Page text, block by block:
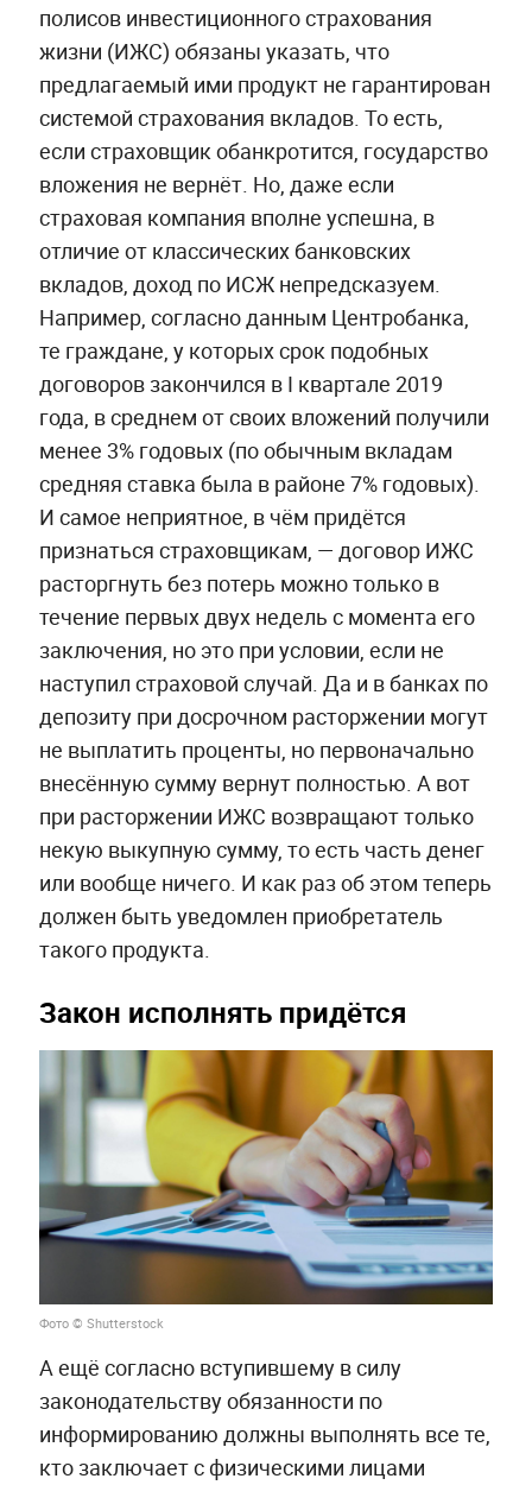
полисов инвестиционного страхования
жизни (ИЖС) обязаны указать, что
предлагаемый ими продукт не гарантирован
системой страхования вкладов. То есть,
если страховщик обанкротится, государство
вложения не вернёт. Но, даже если
страховая компания вполне успешна, в
отличие от классических банковских
вкладов, доход по ИСЖ непредсказуем.
Например, согласно данным Центробанка,
те граждане, у которых срок подобных
договоров закончился в I квартале 2019
года, в среднем от своих вложений получили
менее 3% годовых (по обычным вкладам
средняя ставка была в районе 7% годовых).
И самое неприятное, в чём придётся
признаться страховщикам, — договор ИЖС
расторгнуть без потерь можно только в
течение первых двух недель с момента его
заключения, но это при условии, если не
наступил страховой случай. Да и в банках по
депозиту при досрочном расторжении могут
не выплатить проценты, но первоначально
внесённую сумму вернут полностью. А вот
при расторжении ИЖС возвращают только
некую выкупную сумму, то есть часть денег
или вообще ничего. И как раз об этом теперь
должен быть уведомлен приобретатель
такого продукта.
Закон исполнять придётся
Фото © Shutterstock
А ещё согласно вступившему в силу
законодательству обязанности по
информированию должны выполнять все те,
кто заключает с физическими лицами